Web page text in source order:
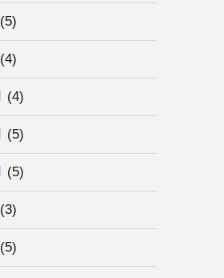
(5)
(4)
(4)
(5)
(5)
(3)
(5)